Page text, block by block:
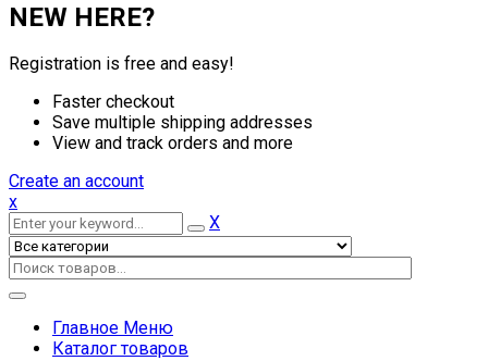
NEW HERE?
Registration is free and easy!
Faster checkout
Save multiple shipping addresses
View and track orders and more
Create an account
x
X
Главное Меню
Каталог товаров